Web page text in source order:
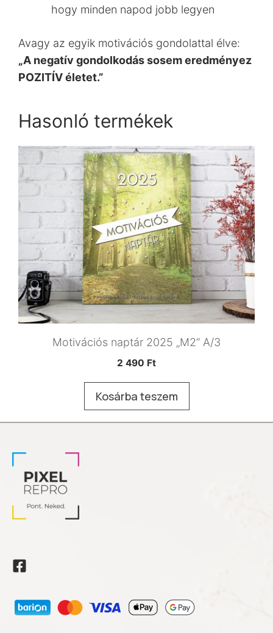
hogy minden napod jobb legyen
Avagy az egyik motivációs gondolattal élve:
„A negatív gondolkodás sosem eredményez
POZITÍV életet.”
Hasonló termékek
Motivációs naptár 2025 „M2” A/3
2 490 Ft
Kosárba teszem